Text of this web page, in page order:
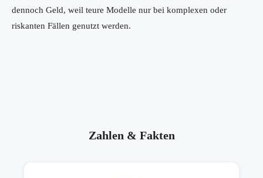
dennoch Geld, weil teure Modelle nur bei komplexen oder
riskanten Fällen genutzt werden.
Zahlen & Fakten